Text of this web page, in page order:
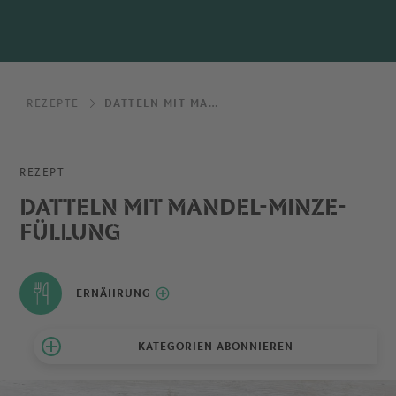
REZEPTE DATTELN MIT MANDEL-MINZE-FÜLLUNG
REZEPT
DATTELN MIT MANDEL-MINZE-
FÜLLUNG
ERNÄHRUNG
KATEGORIEN ABONNIEREN